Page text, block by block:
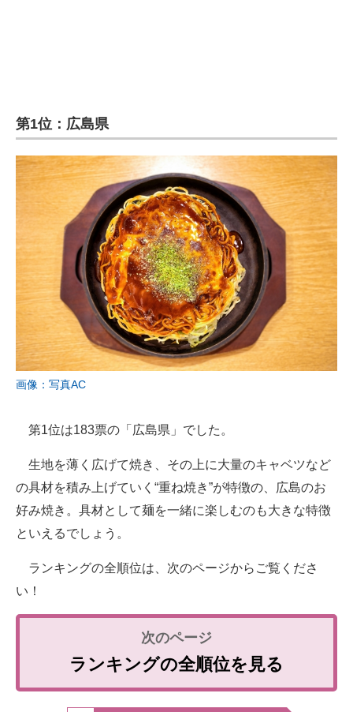
第1位：広島県
画像：写真AC
第1位は183票の「広島県」でした。
生地を薄く広げて焼き、その上に大量のキャベツなど
の具材を積み上げていく“重ね焼き”が特徴の、広島のお
好み焼き。具材として麺を一緒に楽しむのも大きな特徴
といえるでしょう。
ランキングの全順位は、次のページからご覧くださ
い！
ランキングの全順位を見る